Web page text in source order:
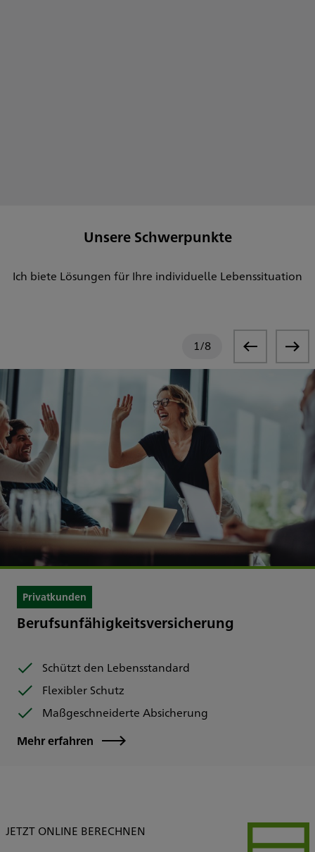
Unsere Schwerpunkte
Ich biete Lösungen für Ihre individuelle Lebenssituation
1/8
Privatkunden
Berufsunfähigkeitsversicherung
Schützt den Lebensstandard
Flexibler Schutz
Maßgeschneiderte Absicherung
Mehr erfahren
JETZT ONLINE BERECHNEN